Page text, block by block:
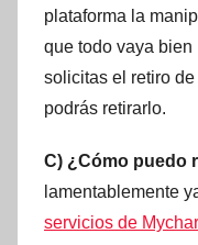
plataforma la
que todo vaya
solicitas el retiro
podrás retirarlo.
C) ¿Cómo puedo
lamentablemente
servicios de